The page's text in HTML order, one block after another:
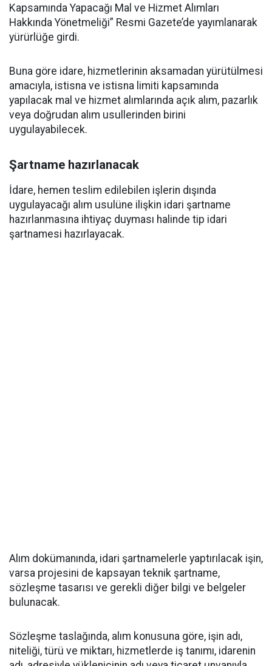
Kapsamında Yapacağı Mal ve Hizmet Alımları
Hakkında Yönetmeliği” Resmi Gazete’de yayımlanarak
yürürlüğe girdi.
Buna göre idare, hizmetlerinin aksamadan yürütülmesi
amacıyla, istisna ve istisna limiti kapsamında
yapılacak mal ve hizmet alımlarında açık alım, pazarlık
veya doğrudan alım usullerinden birini
uygulayabilecek.
Şartname hazırlanacak
İdare, hemen teslim edilebilen işlerin dışında
uygulayacağı alım usulüne ilişkin idari şartname
hazırlanmasına ihtiyaç duyması halinde tip idari
şartnamesi hazırlayacak.
Alım dokümanında, idari şartnamelerle yaptırılacak işin,
varsa projesini de kapsayan teknik şartname,
sözleşme tasarısı ve gerekli diğer bilgi ve belgeler
bulunacak.
Sözleşme taslağında, alım konusuna göre, işin adı,
niteliği, türü ve miktarı, hizmetlerde iş tanımı, idarenin